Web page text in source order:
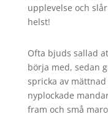
upplevelse och
helst!
Ofta bjuds sallad
börja med, sedan
spricka av
nyplockade
fram och små